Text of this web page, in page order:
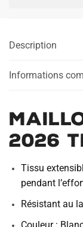
ARGENT
Description
Informations
2026
Tissu
pendant
Résistant au